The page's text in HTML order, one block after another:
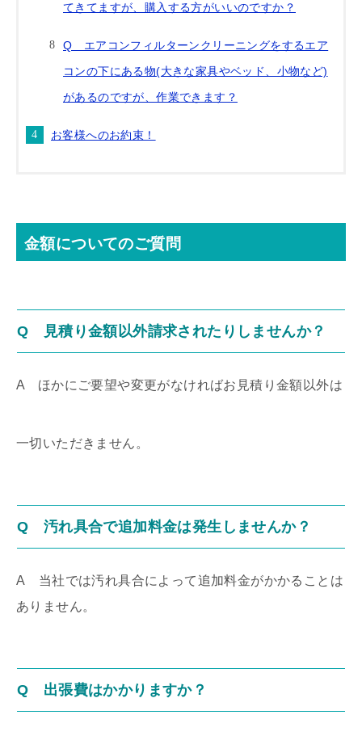
てきてますが、購入する方がいいのですか？
Q エアコンフィルターンクリーニングをするエア
コンの下にある物(大きな家具やベッド、小物など)
があるのですが、作業できます？
お客様へのお約束！
金額についてのご質問
Q 見積り金額以外請求されたりしませんか？
A ほかにご要望や変更がなければお見積り金額以外は
一切いただきません。
Q 汚れ具合で追加料金は発生しませんか？
A
当社では汚れ具合によって追加料金がかかることは
ありません。
Q 出張費はかかりますか？